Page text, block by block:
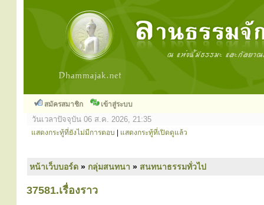
สมัครสมาชิก เข้าสู่ระบบ
วันเวลาปัจจุบัน 06 ส.ค. 2026, 21:35
แสดงกระทู้ที่ยังไม่มีการตอบ แสดงกระทู้ที่เปิดดูแล้ว
หน้าเว็บบอร์ด » กลุ่มสนทนา » สนทนาธรรมทั่วไป
37581.เรื่องราว